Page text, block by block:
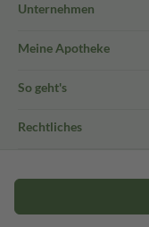
Unternehmen
Meine Apotheke
So geht's
Rechtliches